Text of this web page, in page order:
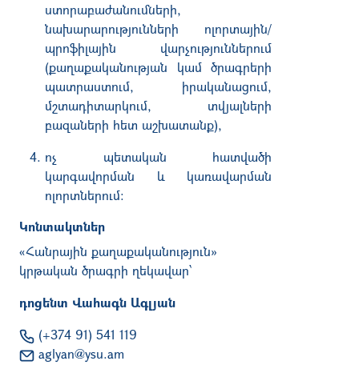
ստորաբաժանումների,
նախարարությունների ոլորտային/
պրոֆիլային վարչություններում
(քաղաքականության կամ ծրագրերի
պատրաստում, իրականացում,
մշտադիտարկում, տվյալների
բազաների հետ աշխատանք),
ոչ պետական հատվածի
կարգավորման և կառավարման
ոլորտներում:
Կոնտակտներ
«Հանրային քաղաքականություն»
կրթական ծրագրի ղեկավար՝
դոցենտ Վահագն Ագլյան
(+374 91) 541 119
aglyan@ysu.am